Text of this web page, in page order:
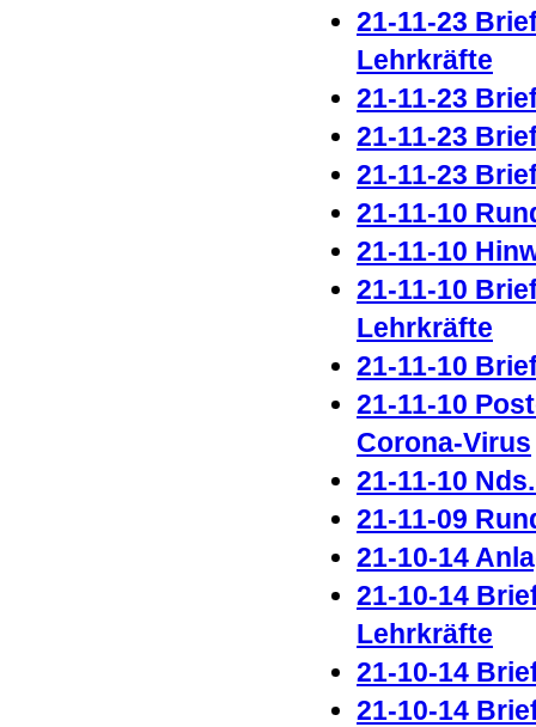
21-11-23
Lehrkräfte
21-11-23
21-11-23
21-11-23
21-11-10
21-11-10
21-11-10
Lehrkräfte
21-11-10
21-11-10
Corona-Virus
21-11-10
21-11-09
21-10-14
21-10-14
Lehrkräfte
21-10-14
21-10-14